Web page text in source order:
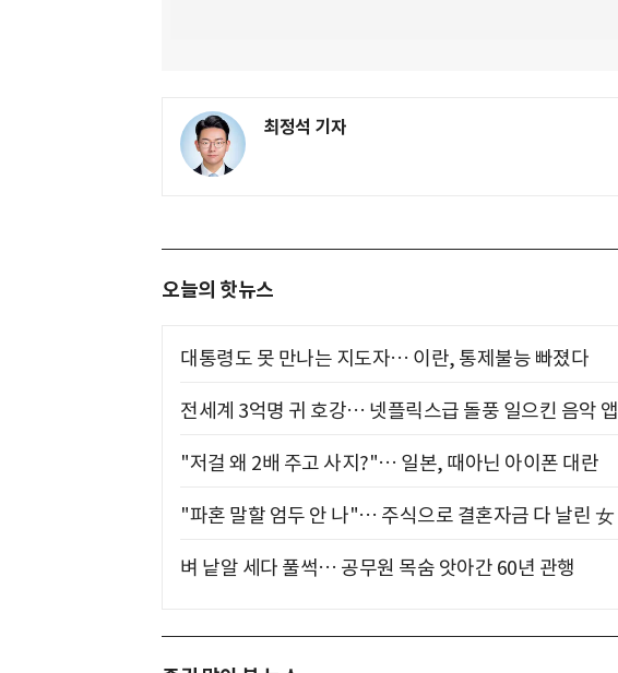
최정석 기자
오늘의 핫뉴스
대통령도 못 만나는 지도자… 이란, 통제불능 빠졌다
전세계 3억명 귀 호강… 넷플릭스급 돌풍 일으킨 음악 앱
"저걸 왜 2배 주고 사지?"… 일본, 때아닌 아이폰 대란
"파혼 말할 엄두 안 나"… 주식으로 결혼자금 다 날린 女
벼 낱알 세다 풀썩… 공무원 목숨 앗아간 60년 관행